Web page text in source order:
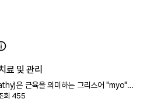
료 및 관리
은 근육을 의미하는 그리스어 "myo"와
회 455